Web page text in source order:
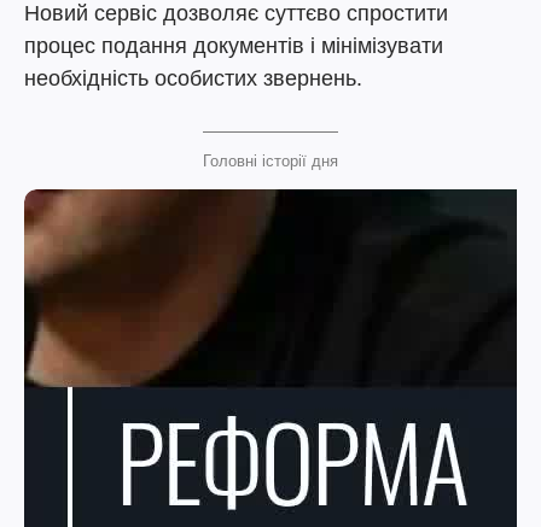
Новий сервіс дозволяє суттєво спростити
процес подання документів і мінімізувати
необхідність особистих звернень.
Головні історії дня